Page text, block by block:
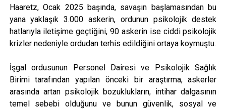
Haaretz, Ocak 2025 başında, savaşın başlamasından bu
yana yaklaşık 3.000 askerin, ordunun psikolojik destek
hatlarıyla iletişime geçtiğini, 90 askerin ise ciddi psikolojik
krizler nedeniyle ordudan terhis edildiğini ortaya koymuştu.
İşgal ordusunun Personel Dairesi ve Psikolojik Sağlık
Birimi tarafından yapılan önceki bir araştırma, askerler
arasında artan psikolojik bozuklukların, intihar dalgasının
temel sebebi olduğunu ve bunun güvenlik, sosyal ve